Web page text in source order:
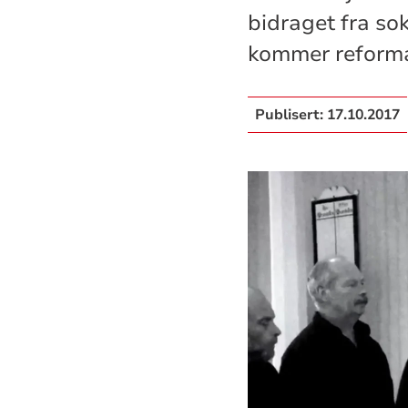
bidraget fra
kommer
Publisert: 17.10.2017